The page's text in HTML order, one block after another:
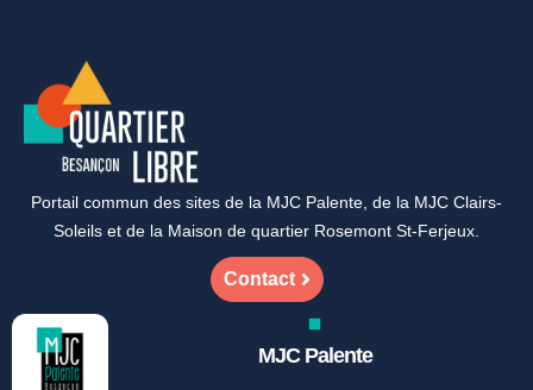
Portail commun des sites de la MJC Palente, de la MJC Clairs-
Soleils et de la Maison de quartier Rosemont St-Ferjeux.
Contact
MJC Palente